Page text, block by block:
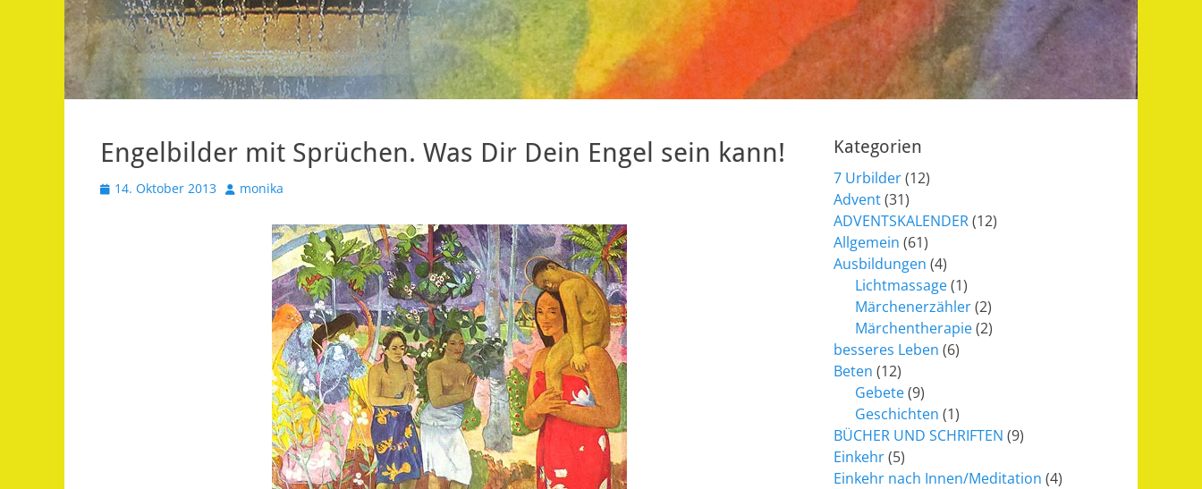
Engelbilder mit Sprüchen. Was Dir Dein Engel sein kann!
Veröffentlicht
14. Oktober 2013 Autormonika
Kategorien
7 Urbilder(12)
Advent(31)
ADVENTSKALENDER(12)
Allgemein (61)
Ausbildungen (4)
Lichtmassage(1)
Märchenerzähler(2)
Märchentherapie(2)
besseres Leben (6)
Beten (12)
Gebete(9)
Geschichten (1)
BÜCHER UND SCHRIFTEN (9)
Einkehr(5)
Einkehr nach Innen/Meditation (4)